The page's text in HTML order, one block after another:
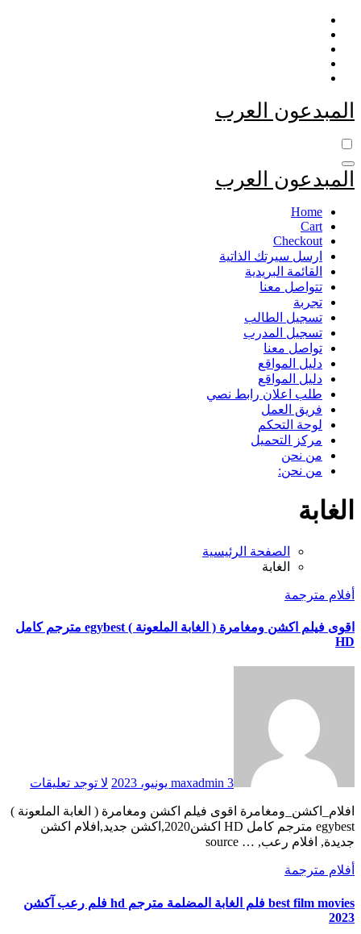
التجاوز
المحتوى
المبدعون العرب
المبدعون العرب
Home
Cart
Checkout
ارسل سيرتك الذاتية
القائمة البريدية
تتواصل معنا
تجربة
تسجيل الطالب
تسجيل المدرب
تواصل معنا
دليل المواقع
دليل المواقع
طلب اعلان رابط نصي
فريق العمل
لوحة التحكم
مركز التحميل
من نحن
من نحن:
الغابة
الصفحة الرئيسية
الغابة
أفلام مترجمة
اقوى فيلم اكشن ومغامرة ( الغابة الملعونة ) egybest مترجم كامل
HD
maxadmin 3 يونيو، 2023 لا توجد تعليقات
egybest مترجم كامل HD اكشن2020,اكشن جديد,افلام اكشن
جديدة, افلام رعب, … source
أفلام مترجمة
best film movies فلم الغابة المضلمة مترجم hd فلم رعب آكشن
2023